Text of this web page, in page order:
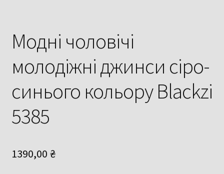
Модні чоловічі
молодіжні джинси сіро-
синього кольору Blackzi
5385
1390,00 ₴